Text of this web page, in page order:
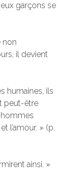
garçons se
non
il devient
humaines, ils
peut-être
l’amour. » (p.
ainsi. »